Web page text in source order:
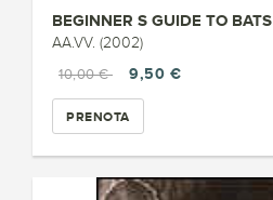
BEGINNER S GUIDE TO BATS
AA.VV. (2002)
10,00 €
9,50 €
PRENOTA